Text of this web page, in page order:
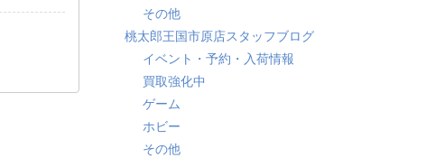
その他
桃太郎王国市原店スタッフブログ
イベント・予約・入荷情報
買取強化中
ゲーム
ホビー
その他